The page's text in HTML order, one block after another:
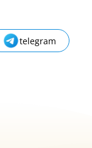
telegram